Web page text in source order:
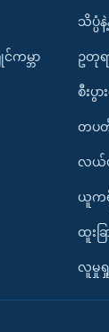
ကမ္ဘာ
သိပ္ပံ
ဥတုရ
စီးပွာ
တပတ်
လယ်ယ
ယူကရိ
ထူးခြ
လူမှုရှု